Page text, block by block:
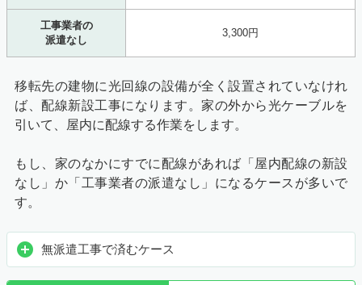
工事業者の
派遣なし
3,300円
移転先の建物に光回線の設備が全く設置されていなけれ
ば、配線新設工事になります。家の外から光ケーブルを
引いて、屋内に配線する作業をします。
もし、家のなかにすでに配線があれば「屋内配線の新設
なし」か「工事業者の派遣なし」になるケースが多いで
す。
無派遣工事で済むケース